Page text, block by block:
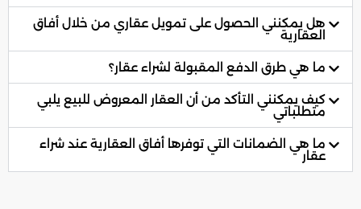
هل يمكنني الحصول على تمويل عقاري من خلال أفاق
العقارية
ما هي طرق الدفع المقبولة لشراء عقار؟
كيف يمكنني التأكد من أن العقار المعروض للبيع يلبي
متطلباتي
ما هي الضمانات التي توفرها أفاق العقارية عند شراء
عقار